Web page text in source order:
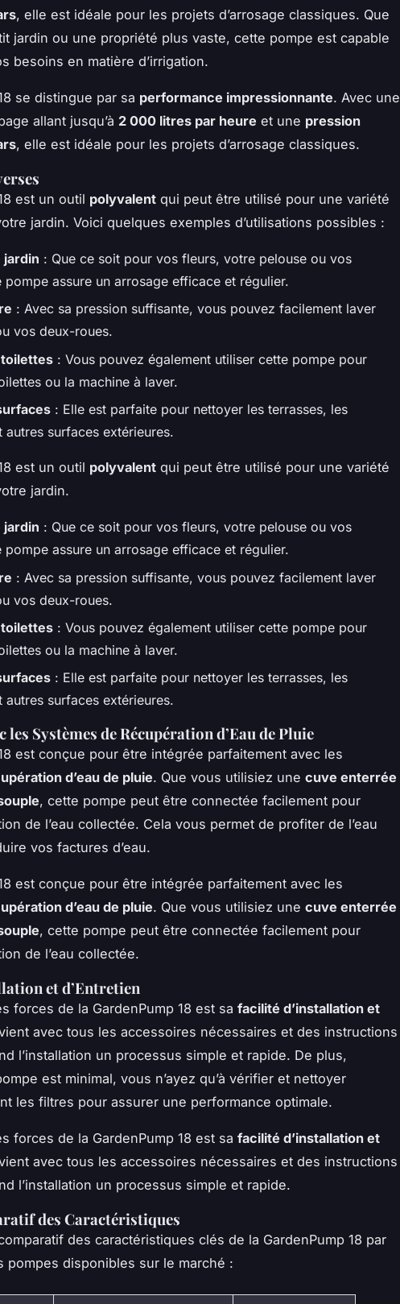
, elle est idéale pour les projets d’arrosage classiques. Que
jardin ou une propriété plus vaste, cette pompe est capable
besoins en matière d’irrigation.
se distingue par sa performance impressionnante. Avec une
allant jusqu’à 2 000 litres par heure et une pression
, elle est idéale pour les projets d’arrosage classiques.
est un outil polyvalent qui peut être utilisé pour une variété
jardin. Voici quelques exemples d’utilisations possibles :
: Que ce soit pour vos fleurs, votre pelouse ou vos
pompe assure un arrosage efficace et régulier.
: Avec sa pression suffisante, vous pouvez facilement laver
vos deux-roues.
: Vous pouvez également utiliser cette pompe pour
ou la machine à laver.
: Elle est parfaite pour nettoyer les terrasses, les
autres surfaces extérieures.
est un outil polyvalent qui peut être utilisé pour une variété
jardin.
: Que ce soit pour vos fleurs, votre pelouse ou vos
pompe assure un arrosage efficace et régulier.
: Avec sa pression suffisante, vous pouvez facilement laver
vos deux-roues.
: Vous pouvez également utiliser cette pompe pour
ou la machine à laver.
: Elle est parfaite pour nettoyer les terrasses, les
autres surfaces extérieures.
Systèmes de Récupération d’Eau de Pluie
est conçue pour être intégrée parfaitement avec les
d’eau de pluie. Que vous utilisiez une cuve enterrée
, cette pompe peut être connectée facilement pour
de l’eau collectée. Cela vous permet de profiter de l’eau
vos factures d’eau.
est conçue pour être intégrée parfaitement avec les
d’eau de pluie. Que vous utilisiez une cuve enterrée
, cette pompe peut être connectée facilement pour
de l’eau collectée.
et d’Entretien
forces de la GardenPump 18 est sa facilité d’installation et
avec tous les accessoires nécessaires et des instructions
l’installation un processus simple et rapide. De plus,
est minimal, vous n’ayez qu’à vérifier et nettoyer
les filtres pour assurer une performance optimale.
forces de la GardenPump 18 est sa facilité d’installation et
avec tous les accessoires nécessaires et des instructions
l’installation un processus simple et rapide.
des Caractéristiques
des caractéristiques clés de la GardenPump 18 par
pompes disponibles sur le marché :